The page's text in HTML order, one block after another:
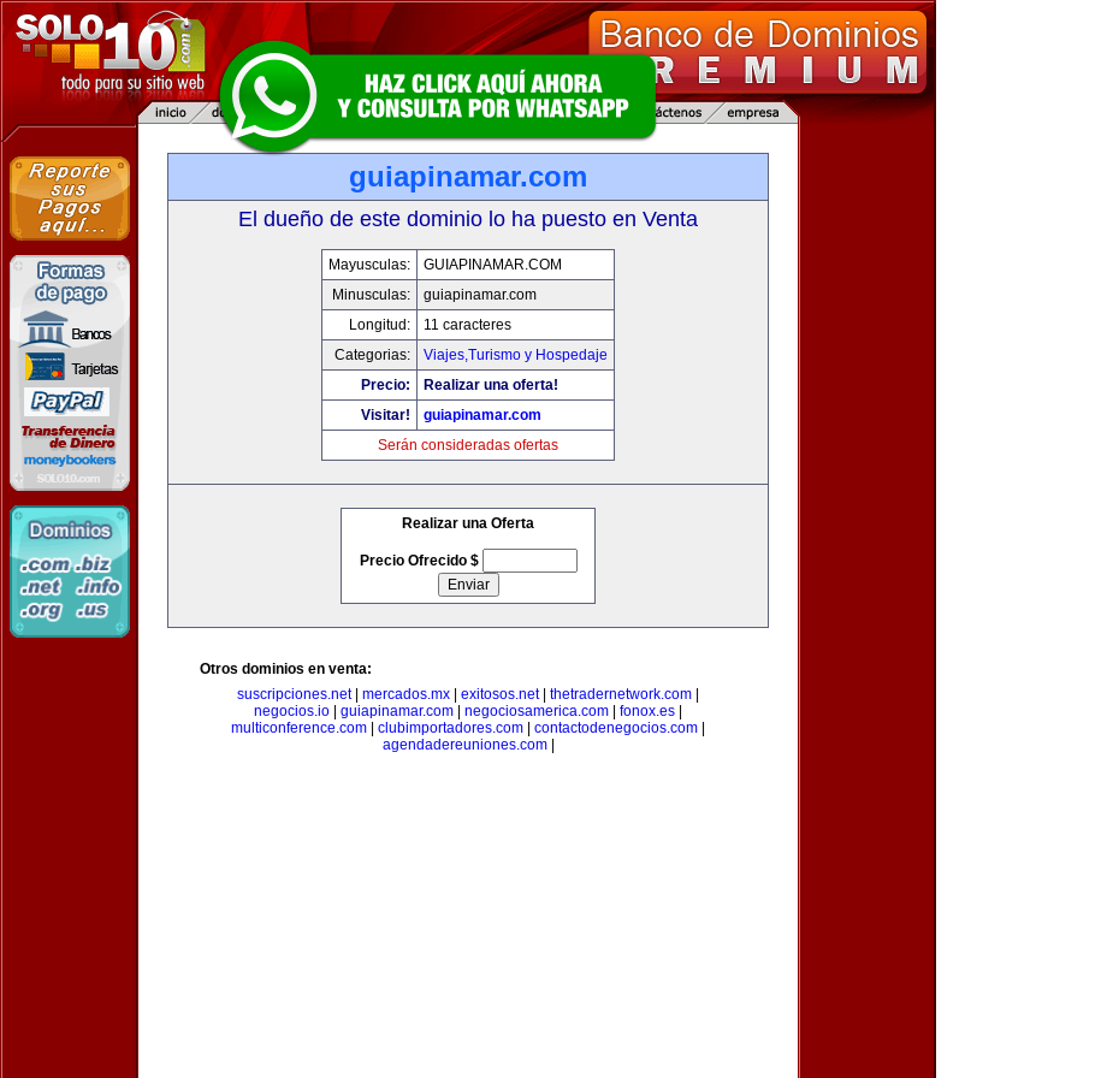
guiapinamar.com
El dueño de este dominio lo ha puesto en Venta
Mayusculas:
GUIAPINAMAR.COM
Minusculas:
guiapinamar.com
Longitud:
11 caracteres
Categorias:
Viajes,Turismo y Hospedaje
Precio:
Realizar una oferta!
Visitar!
guiapinamar.com
Serán consideradas ofertas
Realizar una Oferta
Precio Ofrecido $
Otros dominios en venta:
suscripciones.net| mercados.mx exitosos.net| thetradernetwork.com
negocios.io
guiapinamar.com negociosamerica.com fonox.es
multiconference.com
clubimportadores.com contactodenegocios.com
agendadereuniones.com|